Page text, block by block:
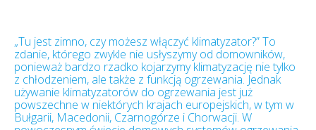
„Tu jest zimno, czy możesz włączyć klimatyzator?” To
zdanie, którego zwykle nie usłyszymy od domowników,
ponieważ bardzo rzadko kojarzymy klimatyzację nie tylko
z chłodzeniem, ale także z funkcją ogrzewania. Jednak
używanie klimatyzatorów do ogrzewania jest już
powszechne w niektórych krajach europejskich, w tym w
Bułgarii, Macedonii, Czarnogórze i Chorwacji. W